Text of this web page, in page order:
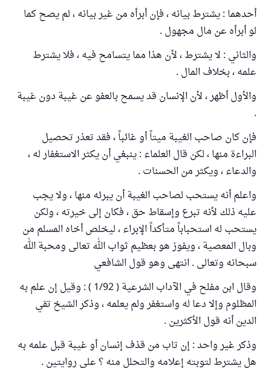
أحدهما : يشترط بيانه ، فإن أبرأه من غير بيانه ، لم يصح كما
لو أبرأه عن مال مجهول .
والثاني : لا يشترط ، لأن هذا مما يتسامح فيه ، فلا يشترط
علمه ، بخلاف المال .
والأول أظهر ، لأن الإنسان قد يسمح بالعفو عن غيبة دون غيبة
.
فإن كان صاحب الغيبة ميتاً أو غائباً ، فقد تعذر تحصيل
البراءة منها ، لكن قال العلماء : ينبغي أن يكثر الاستغفار له ،
والدعاء ، ويكثر من الحسنات .
واعلم أنه يستحب لصاحب الغيبة أن يبرئه منها ، ولا يجب
عليه ذلك لأنه تبرع وإسقاط حق ، فكان إلى خيرته ، ولكن
يستحب له استحباباً متأكداً الإبراء ، ليخلص أخاه المسلم من
وبال المعصية ، ويفوز هو بعظيم ثواب الله تعالى ومحبة الله
سبحانه وتعالى . انتهى وهو قول الشافعي
وقال ابن مفلح في الآداب الشرعية ( 1/92 ) : وقيل إن علم به
المظلوم وإلا دعا له واستغفر ولم يعلمه ، وذكر الشيخ تقي
الدين أنه قول الأكثرين .
وذكر غير واحد : إن تاب من قذف إنسان أو غيبة قبل علمه به
هل يشترط لتوبته إعلامه والتحلل منه ؟ على روايتين .